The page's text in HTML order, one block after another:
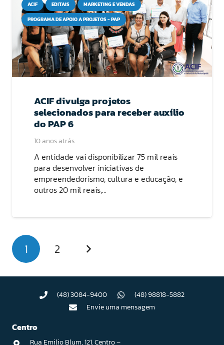
ACIF EDITAIS
MARKETING E VENDAS
PROGRAMA DE APOIO A PROJETOS - PAP
ACIF divulga projetos
selecionados para receber auxílio
do PAP 6
10 anos atrás
A entidade vai disponibilizar 75 mil reais
para desenvolver iniciativas de
empreendedorismo, cultura e educação, e
outros 20 mil reais,…
1 2
(48) 3084-9400
(48) 98818-5882
Envie uma mensagem
Centro
Rua Emilio Blum, 121. Centro –